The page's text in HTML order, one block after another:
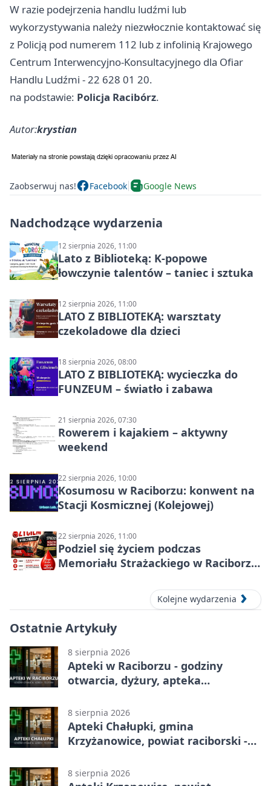
W razie podejrzenia handlu ludźmi lub
wykorzystywania należy niezwłocznie kontaktować się
z Policją pod numerem 112 lub z infolinią Krajowego
Centrum Interwencyjno-Konsultacyjnego dla Ofiar
Handlu Ludźmi - 22 628 01 20.
na podstawie: Policja Racibórz.
Autor:krystian
Zaobserwuj nas! Facebook Google News
Nadchodzące wydarzenia
12 sierpnia 2026, 11:00
Lato z Biblioteką: K-popowe
łowczynie talentów – taniec i sztuka
12 sierpnia 2026, 11:00
LATO Z BIBLIOTEKĄ: warsztaty
czekoladowe dla dzieci
18 sierpnia 2026, 08:00
LATO Z BIBLIOTEKĄ: wycieczka do
FUNZEUM – światło i zabawa
21 sierpnia 2026, 07:30
Rowerem i kajakiem – aktywny
weekend
22 sierpnia 2026, 10:00
Kosumosu w Raciborzu: konwent na
Stacji Kosmicznej (Kolejowej)
22 sierpnia 2026, 11:00
Podziel się życiem podczas
Memoriału Strażackiego w Raciborzu
Kolejne wydarzenia
Ostatnie Artykuły
8 sierpnia 2026
Apteki w Raciborzu - godziny
otwarcia, dyżury, apteka
8 sierpnia 2026
Apteki Chałupki, gmina
Krzyżanowice, powiat raciborski -
8 sierpnia 2026